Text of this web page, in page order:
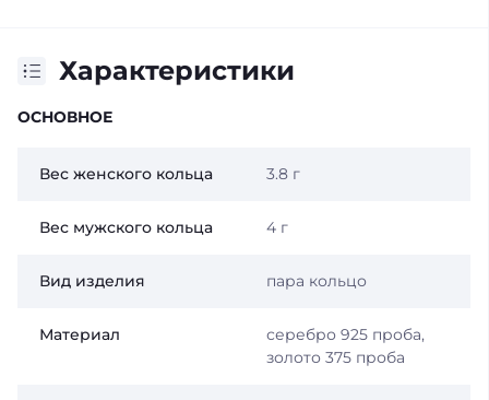
Характеристики
ОСНОВНОЕ
Вес женского кольца 3.8 г
Вес мужского кольца 4 г
Вид изделия пара кольцо
Материал
серебро 925 проба,
золото 375 проба